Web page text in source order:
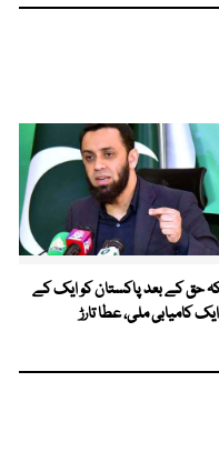
حق کے بعد پاکستان کو ایک کے
کامیابی ملی، عطا تارڑ